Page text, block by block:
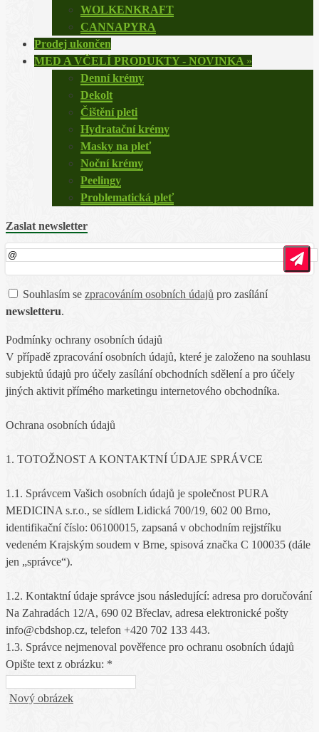
WOLKENKRAFT
CANNAPYRA
Prodej ukončen
MED A VČELÍ PRODUKTY - NOVINKA »
Denní krémy
Dekolt
Čištění pleti
Hydratační krémy
Masky na pleť
Noční krémy
Peelingy
Problematická pleť
Zaslat newsletter
Souhlasím se zpracováním osobních údajů pro zasílání
newsletteru.
Podmínky ochrany osobních údajů
V případě zpracování osobních údajů, které je založeno na souhlasu
subjektů údajů pro účely zasílání obchodních sdělení a pro účely
jiných aktivit přímého marketingu internetového obchodníka.
Ochrana osobních údajů
1. TOTOŽNOST A KONTAKTNÍ ÚDAJE SPRÁVCE
1.1. Správcem Vašich osobních údajů je společnost PURA
MEDICINA s.r.o., se sídlem Lidická 700/19, 602 00 Brno,
identifikační číslo: 06100015, zapsaná v obchodním rejjstŕíku
vedeném Krajským soudem v Brne, spisová značka C 100035 (dále
jen „správce“).
1.2. Kontaktní údaje správce jsou následující: adresa pro doručování
Na Zahradách 12/A, 690 02 Břeclav, adresa elektronické pošty
info@cbdshop.cz, telefon +420 702 133 443.
1.3. Správce nejmenoval pověřence pro ochranu osobních údajů
Opište text z obrázku: *
Nový obrázek